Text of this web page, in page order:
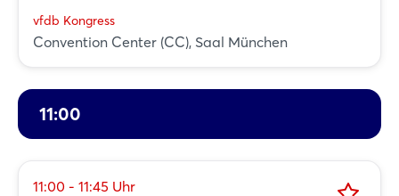
vfdb Kongress
Convention Center (CC), Saal München
11:00
11:00 - 11:45 Uhr